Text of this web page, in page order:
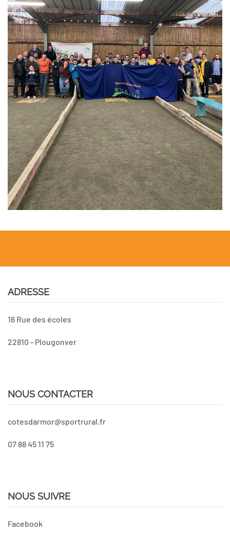
ADRESSE
16 Rue des écoles
22810 - Plougonver
NOUS CONTACTER
cotesdarmor@sportrural.fr
07 88 45 11 75
NOUS SUIVRE
Facebook